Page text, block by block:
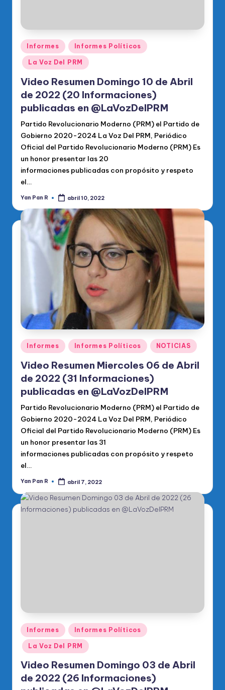
Publicado
en
Informes Informes Políticos
La Voz Del PRM
Video Resumen Domingo 10 de Abril
de 2022 (20 Informaciones)
publicadas en @LaVozDelPRM
Partido Revolucionario Moderno (PRM) el Partido de
Gobierno 2020-2024 La Voz Del PRM, Periódico
Oficial del Partido Revolucionario Moderno (PRM) Es
un honor presentar las 20
informaciones publicadas con propósito y respeto
el…
Publicado
Yan Pan R abril 10, 2022
Publicado
en
Informes Informes Políticos NOTICIAS
Video Resumen Miercoles 06 de Abril
de 2022 (31 Informaciones)
publicadas en @LaVozDelPRM
Partido Revolucionario Moderno (PRM) el Partido de
Gobierno 2020-2024 La Voz Del PRM, Periódico
Oficial del Partido Revolucionario Moderno (PRM) Es
un honor presentar las 31
informaciones publicadas con propósito y respeto
el…
Publicado
Yan Pan R abril 7, 2022
Publicado
en
Informes Informes Políticos
La Voz Del PRM
Video Resumen Domingo 03 de Abril
de 2022 (26 Informaciones)